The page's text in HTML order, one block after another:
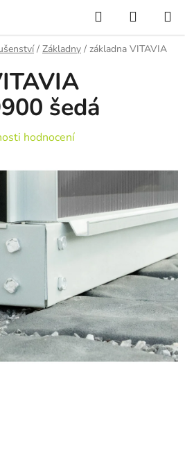
Hledat
KOŠÍK
/ Základny / základna VITAVIA
šedá
hodnocení